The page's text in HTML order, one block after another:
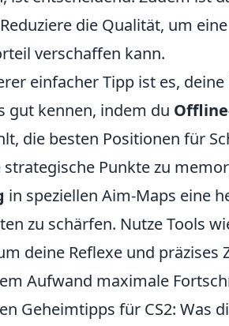
die Qualität, um
verschaffen kann.
einfacher Tipp ist es,
gut kennen, indem du
die besten Positionen für
Punkte zu
in speziellen Aim-Maps eine
zu schärfen. Nutze Tools
deine Reflexe und
Aufwand maximale
Geheimtipps für CS2: Was